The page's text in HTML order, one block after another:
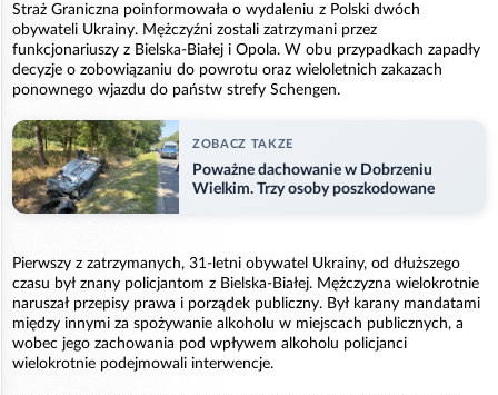
Straż Graniczna poinformowała o wydaleniu z Polski dwóch
obywateli Ukrainy. Mężczyźni zostali zatrzymani przez
funkcjonariuszy z Bielska-Białej i Opola. W obu przypadkach zapadły
decyzje o zobowiązaniu do powrotu oraz wieloletnich zakazach
ponownego wjazdu do państw strefy Schengen.
ZOBACZ TAKZE
Poważne dachowanie w Dobrzeniu
Wielkim. Trzy osoby poszkodowane
Pierwszy z zatrzymanych, 31-letni obywatel Ukrainy, od dłuższego
czasu był znany policjantom z Bielska-Białej. Mężczyzna wielokrotnie
naruszał przepisy prawa i porządek publiczny. Był karany mandatami
między innymi za spożywanie alkoholu w miejscach publicznych, a
wobec jego zachowania pod wpływem alkoholu policjanci
wielokrotnie podejmowali interwencje.